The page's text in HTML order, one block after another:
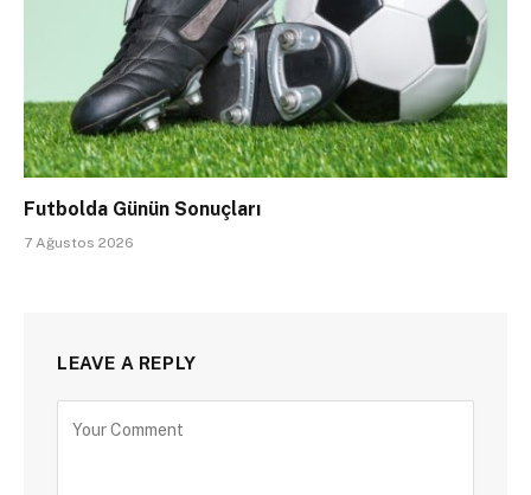
Futbolda Günün Sonuçları
7 Ağustos 2026
LEAVE A REPLY